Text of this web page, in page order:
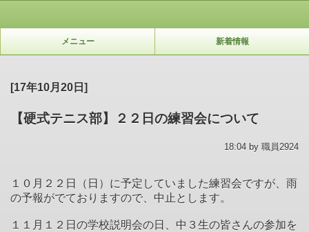
メニュー 新着情報
[17年10月20日]
【硬式テニス部】２２日の練習会について
18:04 by 職員2924
１０月２２日（日）に予定していました練習会ですが、雨
の予報がでておりますので、中止とします。
１１月１２日の学校説明会の日、中３生の皆さんの参加を